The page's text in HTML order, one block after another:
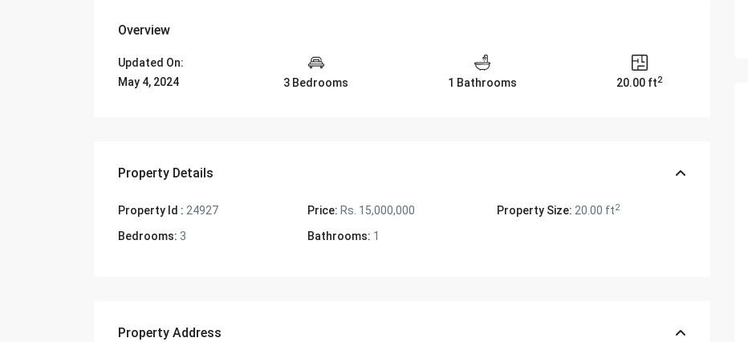
Overview
Updated On:
May 4, 2024
3 Bedrooms 1 Bathrooms 20.00 ft2
Property Details
Property Id : 24927 Price: Rs. 15,000,000 Property Size: 20.00 ft2
Bedrooms: 3 Bathrooms: 1
Property Address